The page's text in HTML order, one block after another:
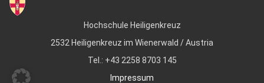
Hochschule Heiligenkreuz
2532 Heiligenkreuz im Wienerwald / Austria
Tel.: +43 2258 8703 145
Impressum